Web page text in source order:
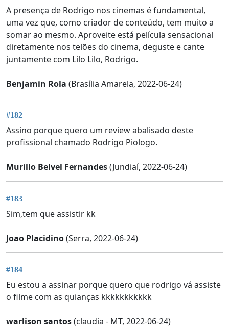
A presença de Rodrigo nos cinemas é fundamental,
uma vez que, como criador de conteúdo, tem muito a
somar ao mesmo. Aproveite está película sensacional
diretamente nos telões do cinema, deguste e cante
juntamente com Lilo Lilo, Rodrigo.
Benjamin Rola (Brasília Amarela, 2022-06-24)
#182
Assino porque quero um review abalisado deste
profissional chamado Rodrigo Piologo.
Murillo Belvel Fernandes(Jundiaí, 2022-06-24)
#183
Sim,tem que assistir kk
Joao Placidino(Serra, 2022-06-24)
#184
Eu estou a assinar porque quero que rodrigo vá assiste
o filme com as quianças kkkkkkkkkkk
warlison santos(claudia - MT, 2022-06-24)